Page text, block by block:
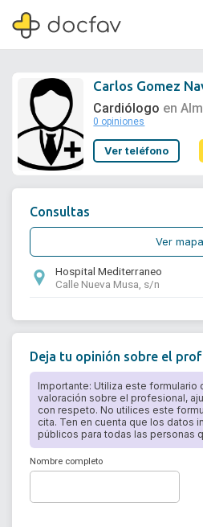
Soporte
Carlos Gomez
Cardiólogo en
0 opiniones
Ver teléfono
Consultas
Ver mapa
Hospital Mediterraneo
Calle Nueva Musa, s/n
Deja tu opinión sobre el
Importante: Utiliza este formulario
valoración sobre el profesional,
con respeto. No utilices este
cita. Ten en cuenta que los datos
públicos para todas las personas
Nombre completo